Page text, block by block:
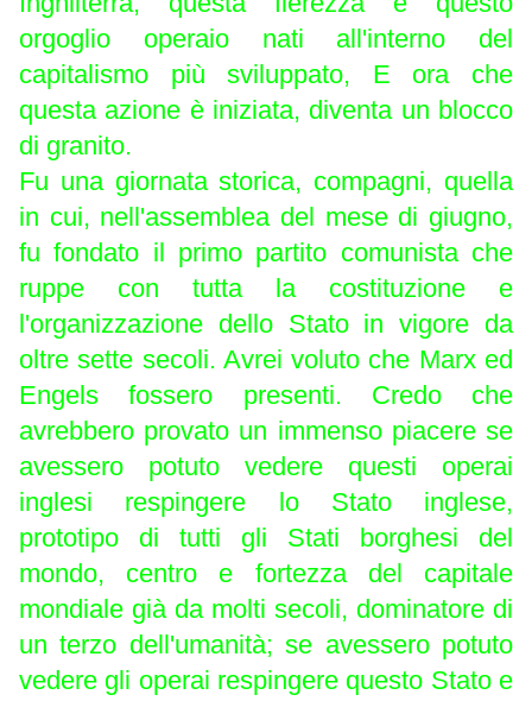
orgoglio operaio nati all'interno del
capitalismo più sviluppato, E ora che
questa azione è iniziata, diventa un blocco
di granito.
Fu una giornata storica, compagni, quella
in cui, nell'assemblea del mese di giugno,
fu fondato il primo partito comunista che
ruppe con tutta la costituzione e
l'organizzazione dello Stato in vigore da
oltre sette secoli. Avrei voluto che Marx ed
Engels fossero presenti. Credo che
avrebbero provato un immenso piacere se
avessero potuto vedere questi operai
inglesi respingere lo Stato inglese,
prototipo di tutti gli Stati borghesi del
mondo, centro e fortezza del capitale
mondiale già da molti secoli, dominatore di
un terzo dell'umanità; se avessero potuto
vedere gli operai respingere questo Stato e